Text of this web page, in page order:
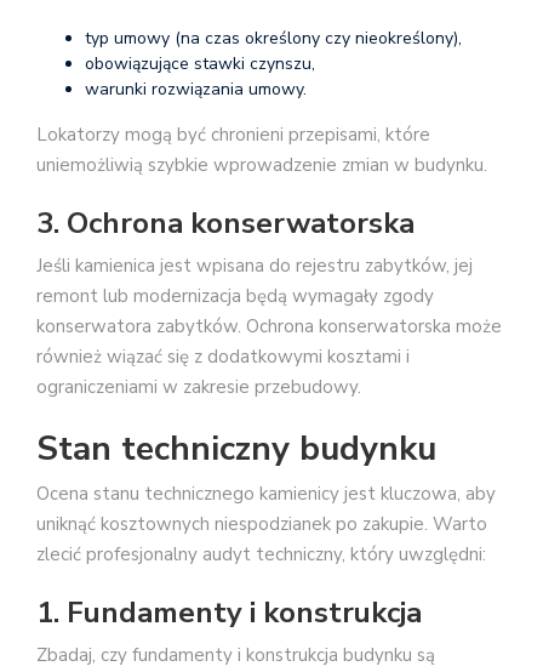
typ umowy (na czas określony czy nieokreślony),
obowiązujące stawki czynszu,
warunki rozwiązania umowy.
Lokatorzy mogą być chronieni przepisami, które
uniemożliwią szybkie wprowadzenie zmian w budynku.
3. Ochrona konserwatorska
Jeśli kamienica jest wpisana do rejestru zabytków, jej
remont lub modernizacja będą wymagały zgody
konserwatora zabytków. Ochrona konserwatorska może
również wiązać się z dodatkowymi kosztami i
ograniczeniami w zakresie przebudowy.
Stan techniczny budynku
Ocena stanu technicznego kamienicy jest kluczowa, aby
uniknąć kosztownych niespodzianek po zakupie. Warto
zlecić profesjonalny audyt techniczny, który uwzględni:
1. Fundamenty i konstrukcja
Zbadaj, czy fundamenty i konstrukcja budynku są